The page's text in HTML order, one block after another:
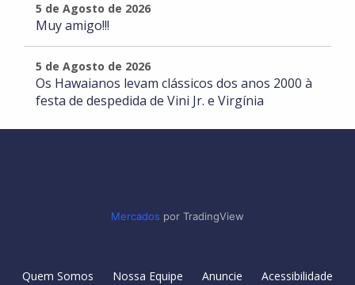
5 de Agosto de 2026
Muy amigo!!!
5 de Agosto de 2026
Os Hawaianos levam clássicos dos anos 2000 à
festa de despedida de Vini Jr. e Virgínia
Mercados por TradingView
Quem Somos Nossa Equipe Anuncie
Acessibilidade